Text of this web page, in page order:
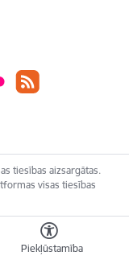
Piekļūstamība
tiesības aizsargātas.
visas tiesības